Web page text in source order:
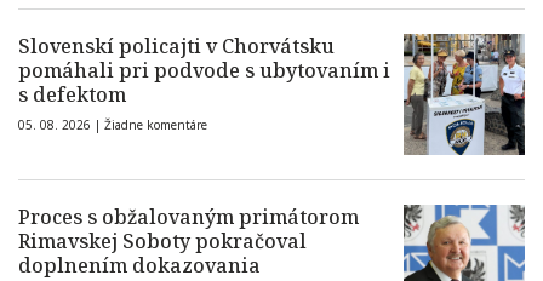
Slovenskí policajti v Chorvátsku
pomáhali pri podvode s ubytovaním i
s defektom
05. 08. 2026 | Žiadne komentáre
Proces s obžalovaným primátorom
Rimavskej Soboty pokračoval
doplnením dokazovania